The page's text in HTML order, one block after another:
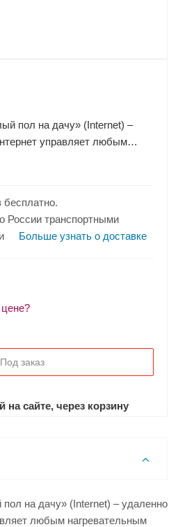
пол на дачу» (Internet) –
управляет любым
России транспортными
Больше узнать о доставке
Под заказ
на сайте, через корзину
на дачу» (Internet) – удаленно
любым нагревательным